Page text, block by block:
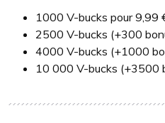
1000 V-bucks pour 9,99
2500 V-bucks (+300
4000 V-bucks (+1000
10 000 V-bucks (+3500